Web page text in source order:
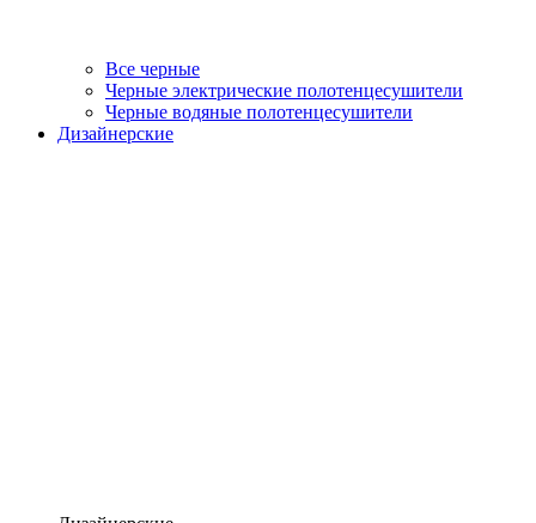
Все черные
Черные электрические полотенцесушители
Черные водяные полотенцесушители
Дизайнерские